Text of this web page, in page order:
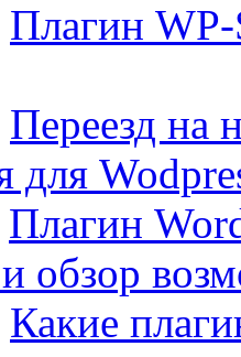
Плагин WP-
Переезд на
для
Плагин
обзор
Какие